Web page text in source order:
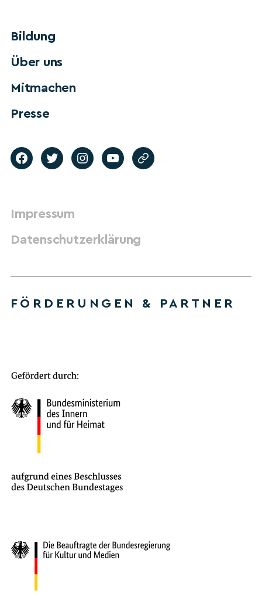
Bildung
Über uns
Mitmachen
Presse
Impressum
Datenschutzerklärung
FÖRDERUNGEN & PARTNER